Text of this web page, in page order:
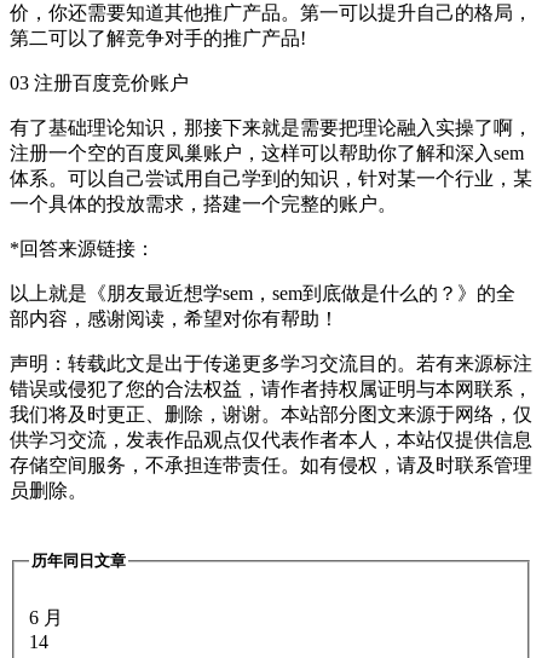
价，你还需要知道其他推广产品。第一可以提升自己的格局，
第二可以了解竞争对手的推广产品!
03 注册百度竞价账户
有了基础理论知识，那接下来就是需要把理论融入实操了啊，
注册一个空的百度凤巢账户，这样可以帮助你了解和深入sem
体系。可以自己尝试用自己学到的知识，针对某一个行业，某
一个具体的投放需求，搭建一个完整的账户。
*回答来源链接：
以上就是《朋友最近想学sem，sem到底做是什么的？》的全
部内容，感谢阅读，希望对你有帮助！
声明：转载此文是出于传递更多学习交流目的。若有来源标注
错误或侵犯了您的合法权益，请作者持权属证明与本网联系，
我们将及时更正、删除，谢谢。本站部分图文来源于网络，仅
供学习交流，发表作品观点仅代表作者本人，本站仅提供信息
存储空间服务，不承担连带责任。如有侵权，请及时联系管理
员删除。
历年同日文章
6 月
14